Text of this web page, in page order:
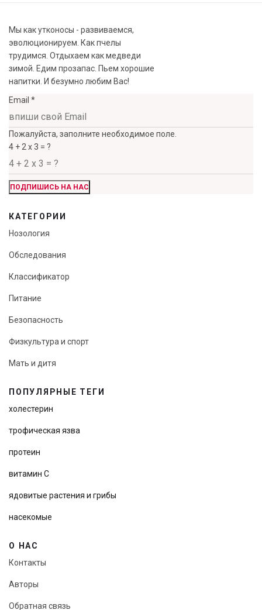
Мы как утконосы - развиваемся,
эволюционируем. Как пчелы
трудимся. Отдыхаем как медведи
зимой. Едим прозапас. Пьем хорошие
напитки. И безумно любим Вас!
Email *
Пожалуйста, заполните необходимое поле.
4 + 2 х 3 = ?
ПОДПИШИСЬ НА НАС
КАТЕГОРИИ
Нозология
Обследования
Классификатор
Питание
Безопасность
Физкультура и спорт
Мать и дитя
ПОПУЛЯРНЫЕ ТЕГИ
холестерин
трофическая язва
протеин
витамин С
ядовитые растения и грибы
насекомые
О НАС
Контакты
Авторы
Обратная связь